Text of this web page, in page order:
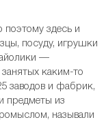
поэтому здесь и
посуду, игрушки
—
каким-то
заводов и фабрик,
предметы из
называли